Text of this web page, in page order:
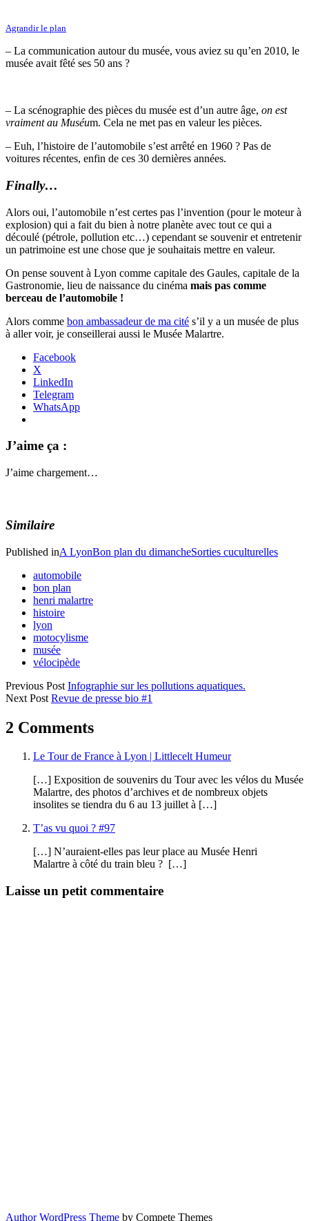
Agrandir le plan
– La communication autour du musée, vous aviez su qu’en 2010, le
musée avait fêté ses 50 ans ?
– La scénographie des pièces du musée est d’un autre âge, on est
vraiment au Muséum. Cela ne met pas en valeur les pièces.
– Euh, l’histoire de l’automobile s’est arrêté en 1960 ? Pas de
voitures récentes, enfin de ces 30 dernières années.
Finally…
Alors oui, l’automobile n’est certes pas l’invention (pour le moteur à
explosion) qui a fait du bien à notre planète avec tout ce qui a
découlé (pétrole, pollution etc…) cependant se souvenir et entretenir
un patrimoine est une chose que je souhaitais mettre en valeur.
On pense souvent à Lyon comme capitale des Gaules, capitale de la
Gastronomie, lieu de naissance du cinéma mais pas comme
berceau de l’automobile !
Alors comme bon ambassadeur de ma cité s’il y a un musée de plus
à aller voir, je conseillerai aussi le Musée Malartre.
Facebook
X
LinkedIn
Telegram
WhatsApp
J’aime ça :
J’aime chargement…
Similaire
Published inA LyonBon plan du dimancheSorties cuculturelles
automobile
bon plan
henri malartre
histoire
lyon
motocylisme
musée
vélocipède
Previous Post Infographie sur les pollutions aquatiques.
Next Post Revue de presse bio #1
2 Comments
Le Tour de France à Lyon | Littlecelt Humeur
[…] Exposition de souvenirs du Tour avec les vélos du Musée
Malartre, des photos d’archives et de nombreux objets
insolites se tiendra du 6 au 13 juillet à […]
T’as vu quoi ? #97
[…] N’auraient-elles pas leur place au Musée Henri
Malartre à côté du train bleu ? […]
Laisse un petit commentaire
Author WordPress Theme by Compete Themes